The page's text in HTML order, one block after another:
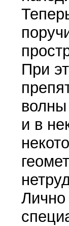
При
и в